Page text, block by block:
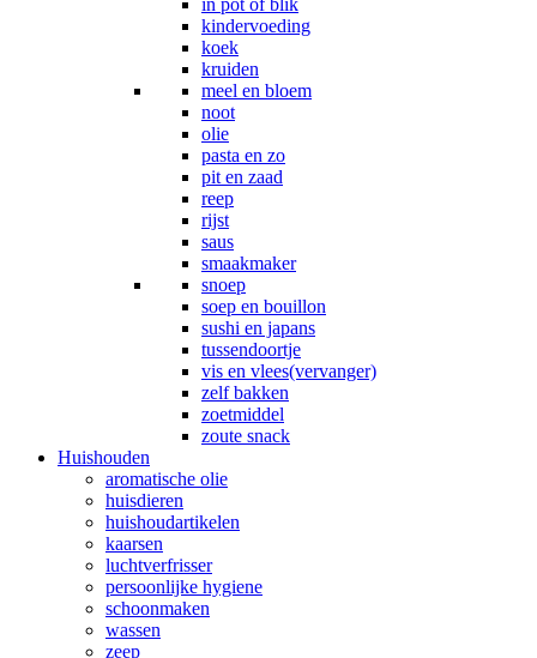
in pot of blik
kindervoeding
koek
kruiden
meel en bloem
noot
olie
pasta en zo
pit en zaad
reep
rijst
saus
smaakmaker
snoep
soep en bouillon
sushi en japans
tussendoortje
vis en vlees(vervanger)
zelf bakken
zoetmiddel
zoute snack
Huishouden
aromatische olie
huisdieren
huishoudartikelen
kaarsen
luchtverfrisser
persoonlijke hygiene
schoonmaken
wassen
zeep